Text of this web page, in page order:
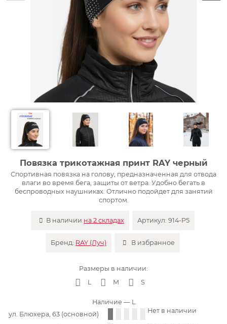
Повязка трикотажная принт RAY черный
Спортивная повязка на голову, предназначенная для отвода
влаги во время бега, защиты от ветра. Удобно бегать в
беспроводных наушниках. Отлично подойдет для занятий
спортом.
В наличии на 2 складах Артикул:914-P5
Бренд: RAY (Луч) В избранное
Размеры в наличии:
L
M S
Наличие — L
ул. Блюхера, 63 (основной)
Нет в наличии